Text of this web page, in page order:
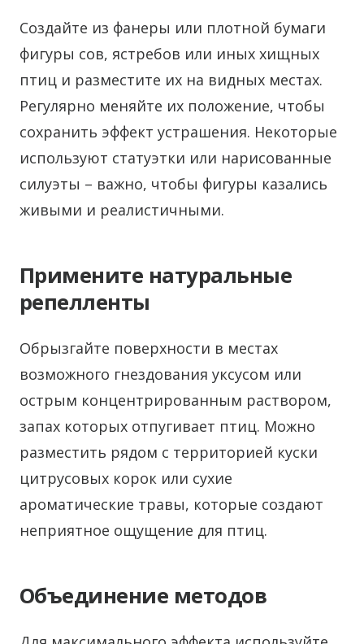
Создайте из фанеры или плотной бумаги
фигуры сов, ястребов или иных хищных
птиц и разместите их на видных местах.
Регулярно меняйте их положение, чтобы
сохранить эффект устрашения. Некоторые
используют статуэтки или нарисованные
силуэты – важно, чтобы фигуры казались
живыми и реалистичными.
Примените натуральные
репелленты
Обрызгайте поверхности в местах
возможного гнездования уксусом или
острым концентрированным раствором,
запах которых отпугивает птиц. Можно
разместить рядом с территорией куски
цитрусовых корок или сухие
ароматические травы, которые создают
неприятное ощущение для птиц.
Объединение методов